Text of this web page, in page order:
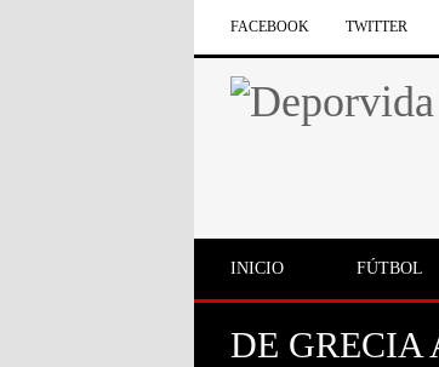
FACEBOOK TWITTER
INICIO FÚTBOL
DE GRECIA